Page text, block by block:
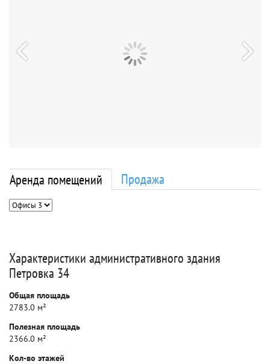
Аренда помещений Продажа
Характеристики административного здания
Петровка 34
Общая площадь
2783.0 м²
Полезная площадь
2366.0 м²
Кол-во этажей